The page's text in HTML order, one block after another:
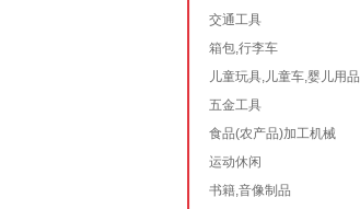
交通工具
箱包,行李车
儿童玩具,儿童车,婴儿用品
五金工具
食品(农产品)加工机械
运动休闲
书籍,音像制品